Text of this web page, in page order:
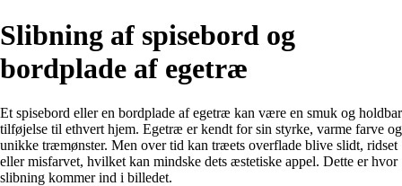
Slibning af spisebord og
bordplade af egetræ
Et spisebord eller en bordplade af egetræ kan være en smuk og holdbar
tilføjelse til ethvert hjem. Egetræ er kendt for sin styrke, varme farve og
unikke træmønster. Men over tid kan træets overflade blive slidt, ridset
eller misfarvet, hvilket kan mindske dets æstetiske appel. Dette er hvor
slibning kommer ind i billedet.